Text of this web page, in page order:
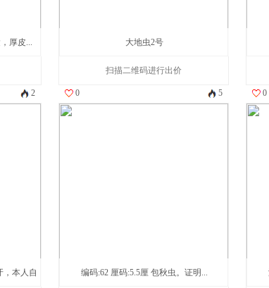
厚皮...
2
大地虫2号
扫描二维码进行出价
0 5 0
，本人自 编码:62 厘码:5.5厘 包秋虫。证明...